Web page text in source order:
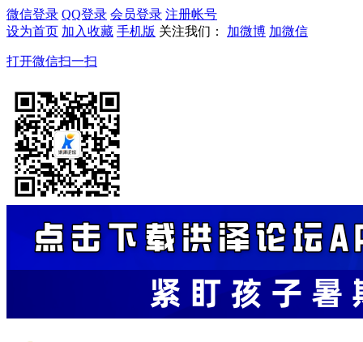
微信登录 QQ登录 会员登录 注册帐号
设为首页 加入收藏 手机版 关注我们： 加微博 加微信
打开微信扫一扫